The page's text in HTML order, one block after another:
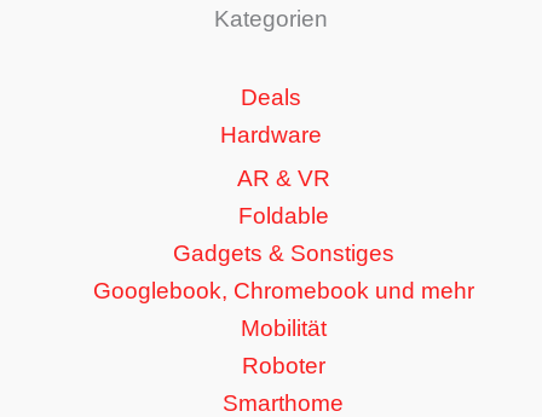
Kategorien
Deals
Hardware
AR & VR
Foldable
Gadgets & Sonstiges
Googlebook, Chromebook und mehr
Mobilität
Roboter
Smarthome